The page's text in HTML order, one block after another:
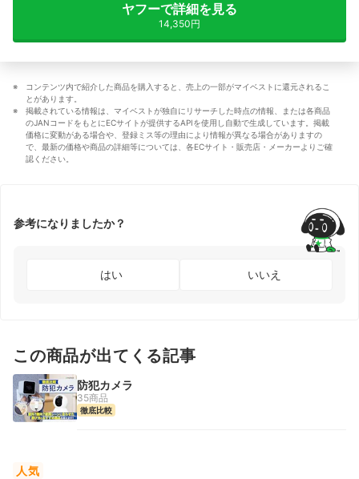
ヤフーで詳細を見る
14,350円
コンテンツ内で紹介した商品を購入すると、売上の一部がマイベストに還元されるこ
とがあります。
掲載されている情報は、マイベストが独自にリサーチした時点の情報、または各商品
のJANコードをもとにECサイトが提供するAPIを使用し自動で生成しています。掲載
価格に変動がある場合や、登録ミス等の理由により情報が異なる場合がありますの
で、最新の価格や商品の詳細等については、各ECサイト・販売店・メーカーよりご確
認ください。
参考になりましたか？
はい いいえ
この商品が出てくる記事
防犯カメラ
35商品
徹底比較
人気